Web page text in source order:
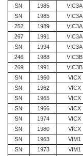
SN
1985 VIC3A
SN
1985 VIC3A
252
1989 VIC3A
267
1991 VIC3A
SN
1994 VIC3A
246
1988 VIC3B
269
1991 VIC3B
SN
1960 VICX
SN
1962 VICX
SN
1965 VICX
SN
1966 VICX
SN
1974 VICX
SN
1980 VICX
SN
1963 VIM1
SN
1973 VIM1